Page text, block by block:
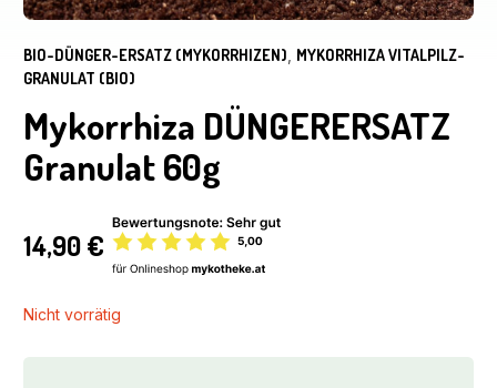
BIO-DÜNGER-ERSATZ (MYKORRHIZEN) MYKORRHIZA VITALPILZ-
GRANULAT (BIO)
Mykorrhiza DÜNGERERSATZ
Granulat 60g
14,90€
Nicht vorrätig